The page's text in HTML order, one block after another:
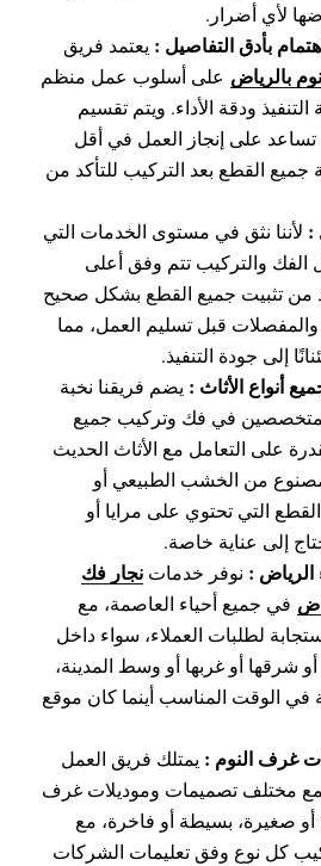
لأي أضرار.
بأدق التفاصيل : يعتمد فريق
بالرياض على أسلوب عمل منظم
ودقة الأداء. ويتم تقسيم
تساعد على إنجاز العمل في أقل
القطع بعد التركيب للتأكد من
: لأننا نثق في مستوى الخدمات التي
الفك والتركيب تتم وفق أعلى
من تثبيت جميع القطع بشكل صحيح
والمفصلات قبل تسليم العمل، مما
إلى جودة التنفيذ.
أنواع الأثاث : يضم فريقنا نخبة
المتخصصين في فك وتركيب جميع
على التعامل مع الأثاث الحديث
من الخشب الطبيعي أو
التي تحتوي على مرايا أو
إلى عناية خاصة.
: نوفر خدمات نجار فك
في جميع أحياء العاصمة، مع
لطلبات العملاء، سواء داخل
شرقها أو غربها أو وسط المدينة،
في الوقت المناسب أينما كان موقع
غرف النوم : يمتلك فريق العمل
مع مختلف تصميمات وموديلات غرف
أو صغيرة، بسيطة أو فاخرة، مع
كل نوع وفق تعليمات الشركات